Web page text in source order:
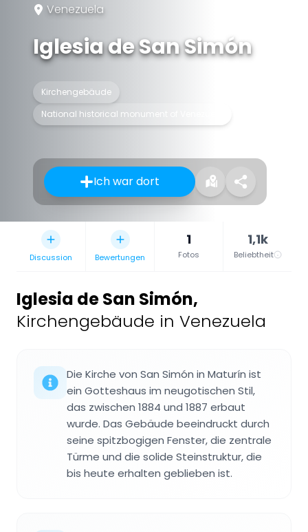
Venezuela
Iglesia de San Simón
Kirchengebäude
National historical monument of Venezuela
Ich war dort
Discussion Bewertungen
1
Fotos
1,1k
Beliebtheit
Iglesia de San Simón,
Kirchengebäude in Venezuela
Die Kirche von San Simón in Maturín ist
ein Gotteshaus im neugotischen Stil,
das zwischen 1884 und 1887 erbaut
wurde. Das Gebäude beeindruckt durch
seine spitzbogigen Fenster, die zentrale
Türme und die solide Steinstruktur, die
bis heute erhalten geblieben ist.